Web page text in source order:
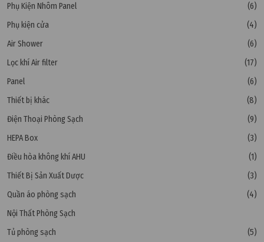
Phụ Kiện Nhôm Panel
(6)
Phụ kiện cửa
(4)
Air Shower
(6)
Lọc khí Air filter
(17)
Panel
(6)
Thiết bị khác
(8)
Điện Thoại Phòng Sạch
(9)
HEPA Box
(3)
Điều hòa không khí AHU
(1)
Thiết Bị Sản Xuất Dược
(3)
Quần áo phòng sạch
(4)
Nội Thất Phòng Sạch
Tủ phòng sạch
(5)